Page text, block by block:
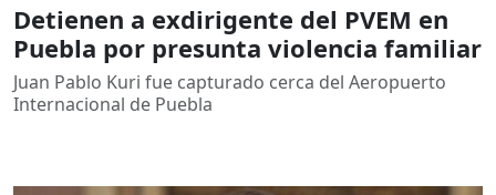
Detienen a exdirigente del PVEM en
Puebla por presunta violencia familiar
Juan Pablo Kuri fue capturado cerca del Aeropuerto
Internacional de Puebla